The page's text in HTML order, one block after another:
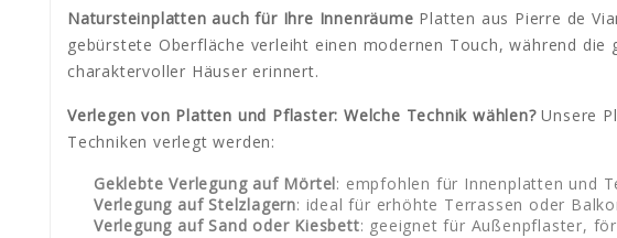
Natursteinplatten auch für Ihre Innenräume Platten aus Pierre de
gebürstete Oberfläche verleiht einen modernen Touch, während
charaktervoller Häuser erinnert.
Verlegen von Platten und Pflaster: Welche Technik wählen?Unsere
Techniken verlegt werden:
Geklebte Verlegung auf Mörtel: empfohlen für Innenplatten und
Verlegung auf Stelzlagern: ideal für erhöhte Terrassen oder
Verlegung auf Sand oder Kiesbett: geeignet für Außenpflaster,